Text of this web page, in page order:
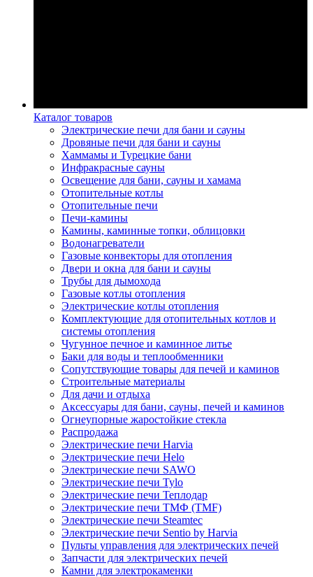
Каталог товаров
Электрические печи для бани и сауны
Дровяные печи для бани и сауны
Хаммамы и Турецкие бани
Инфракрасные сауны
Освещение для бани, сауны и хамама
Отопительные котлы
Отопительные печи
Печи-камины
Камины, каминные топки, облицовки
Водонагреватели
Газовые конвекторы для отопления
Двери и окна для бани и сауны
Трубы для дымохода
Газовые котлы отопления
Электрические котлы отопления
Комплектующие для отопительных котлов и
системы отопления
Чугунное печное и каминное литье
Баки для воды и теплообменники
Сопутствующие товары для печей и каминов
Строительные материалы
Для дачи и отдыха
Аксессуары для бани, сауны, печей и каминов
Огнеупорные жаростойкие стекла
Распродажа
Электрические печи Harvia
Электрические печи Helo
Электрические печи SAWO
Электрические печи Tylo
Электрические печи Теплодар
Электрические печи ТМФ (TMF)
Электрические печи Steamtec
Электрические печи Sentio by Harvia
Пульты управления для электрических печей
Запчасти для электрических печей
Камни для электрокаменки